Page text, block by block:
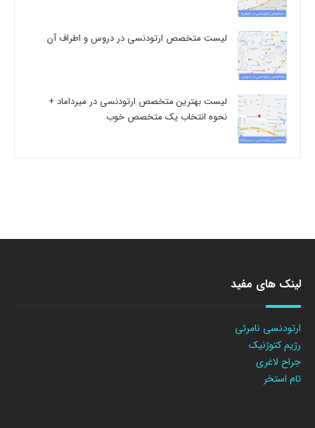
لیست متخصص ارتودنسی در دروس و اطراف آن
لیست بهترین متخصص ارتودنسی در میرداماد +
نحوه انتخاب یک متخصص خوب
لینک های مفید
ارتودنسی نامرئی
رژیم کتوژنیک
جراح لاغری
تام استخر